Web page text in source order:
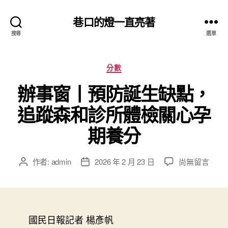
搜尋
巷口的燈一直亮著
選單
分
類
分數
辦事窗丨預防誕生缺點，
追蹤森和診所體檢關心孕
期養分
文 作者: admin
文
期
2026 年 2 月 23 日
在
尚無留言
國民日報記者 楊彥帆